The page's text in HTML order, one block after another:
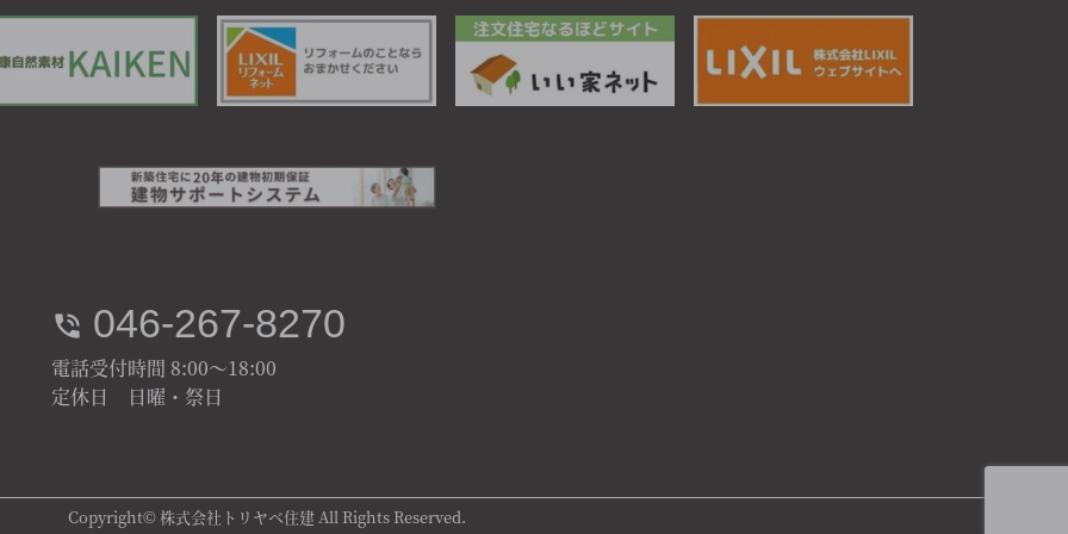
046-267-8270
電話受付時間 8:00～18:00
定休日 日曜・祭日
Copyright© 株式会社トリヤベ住建 All Rights Reserved.